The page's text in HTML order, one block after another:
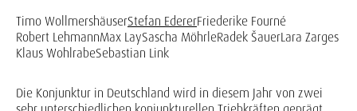
Timo WollmershäuserStefan EdererFriederike Fourné
Robert LehmannMax LaySascha MöhrleRadek ŠauerLara Zarges
Klaus WohlrabeSebastian Link
Die Konjunktur in Deutschland wird in diesem Jahr von zwei